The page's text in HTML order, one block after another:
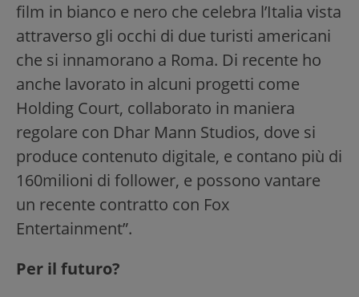
film in bianco e nero che celebra l’Italia vista
attraverso gli occhi di due turisti americani
che si innamorano a Roma. Di recente ho
anche lavorato in alcuni progetti come
Holding Court, collaborato in maniera
regolare con Dhar Mann Studios, dove si
produce contenuto digitale, e contano più di
160milioni di follower, e possono vantare
un recente contratto con Fox
Entertainment”.
Per il futuro?